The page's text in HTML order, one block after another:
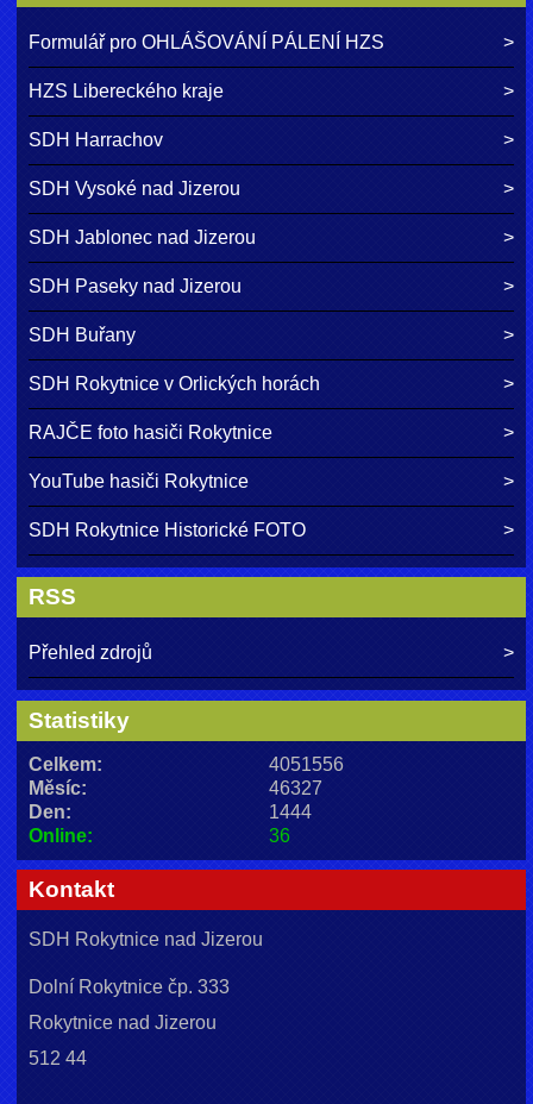
Formulář pro OHLÁŠOVÁNÍ PÁLENÍ HZS
HZS Libereckého kraje
SDH Harrachov
SDH Vysoké nad Jizerou
SDH Jablonec nad Jizerou
SDH Paseky nad Jizerou
SDH Buřany
SDH Rokytnice v Orlických horách
RAJČE foto hasiči Rokytnice
YouTube hasiči Rokytnice
SDH Rokytnice Historické FOTO
RSS
Přehled zdrojů
Statistiky
Online: 36
Celkem:
4051556
Měsíc:
46327
Den:
1444
Kontakt
SDH Rokytnice nad Jizerou
Dolní Rokytnice čp. 333
Rokytnice nad Jizerou
512 44